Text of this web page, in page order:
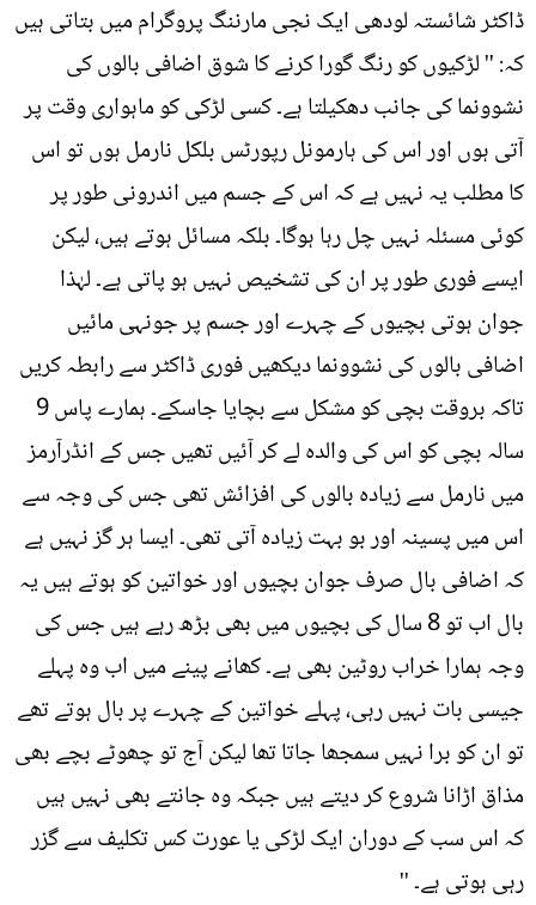
ڈاکٹر شائستہ لودھی ایک نجی مارننگ پروگرام میں بتاتی ہیں
کہ: '' لڑکیوں کو رنگ گورا کرنے کا شوق اضافی بالوں کی
نشوونما کی جانب دھکیلتا ہے۔ کسی لڑکی کو ماہواری وقت پر
آتی ہوں اور اس کی ہارمونل رپورٹس بلکل نارمل ہوں تو اس
کا مطلب یہ نہیں ہے کہ اس کے جسم میں اندرونی طور پر
کوئی مسئلہ نہیں چل رہا ہوگا۔ بلکہ مسائل ہوتے ہیں، لیکن
ایسے فوری طور پر ان کی تشخیص نہیں ہو پاتی ہے۔ لہٰذا
جوان ہوتی بچیوں کے چہرے اور جسم پر جونہی مائیں
اضافی بالوں کی نشوونما دیکھیں فوری ڈاکٹر سے رابطہ کریں
تاکہ بروقت بچی کو مشکل سے بچایا جاسکے۔ ہمارے پاس 9
سالہ بچی کو اس کی والدہ لے کر آئیں تھیں جس کے انڈرآرمز
میں نارمل سے زیادہ بالوں کی افزائش تھی جس کی وجہ سے
اس میں پسینہ اور بو بہت زیادہ آتی تھی۔ ایسا ہر گز نہیں ہے
کہ اضافی بال صرف جوان بچیوں اور خواتین کو ہوتے ہیں یہ
بال اب تو 8 سال کی بچیوں میں بھی بڑھ رہے ہیں جس کی
وجہ ہمارا خراب روٹین بھی ہے۔ کھانے پینے میں اب وہ پہلے
جیسی بات نہیں رہی، پہلے خواتین کے چہرے پر بال ہوتے تھے
تو ان کو برا نہیں سمجھا جاتا تھا لیکن آج تو چھوٹے بچے بھی
مذاق اڑانا شروع کر دیتے ہیں جبکہ وہ جانتے بھی نہیں ہیں
کہ اس سب کے دوران ایک لڑکی یا عورت کس تکلیف سے گزر
رہی ہوتی ہے۔ ''